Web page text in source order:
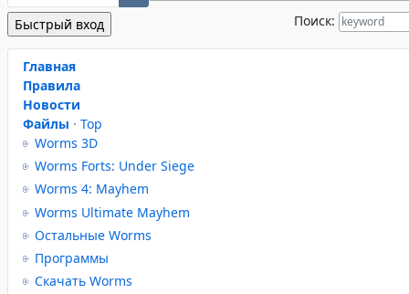
Поиск:
Главная
Правила
Новости
Файлы · Top
Worms 3D
Worms Forts: Under Siege
Worms 4: Mayhem
Worms Ultimate Mayhem
Остальные Worms
Программы
Скачать Worms